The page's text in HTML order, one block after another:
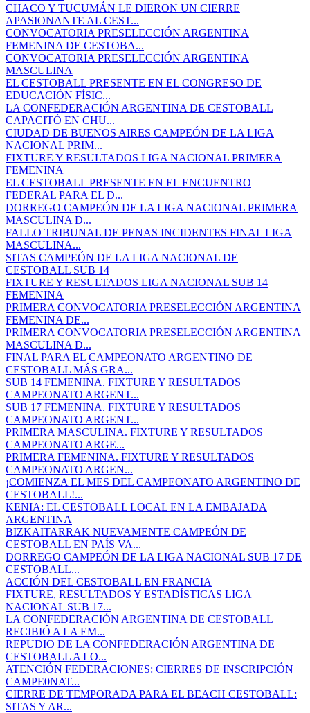
CHACO Y TUCUMÁN LE DIERON UN CIERRE
APASIONANTE AL CEST...
CONVOCATORIA PRESELECCIÓN ARGENTINA
FEMENINA DE CESTOBA...
CONVOCATORIA PRESELECCIÓN ARGENTINA
MASCULINA
EL CESTOBALL PRESENTE EN EL CONGRESO DE
EDUCACIÓN FÍSIC...
LA CONFEDERACIÓN ARGENTINA DE CESTOBALL
CAPACITÓ EN CHU...
CIUDAD DE BUENOS AIRES CAMPEÓN DE LA LIGA
NACIONAL PRIM...
FIXTURE Y RESULTADOS LIGA NACIONAL PRIMERA
FEMENINA
EL CESTOBALL PRESENTE EN EL ENCUENTRO
FEDERAL PARA EL D...
DORREGO CAMPEÓN DE LA LIGA NACIONAL PRIMERA
MASCULINA D...
FALLO TRIBUNAL DE PENAS INCIDENTES FINAL LIGA
MASCULINA...
SITAS CAMPEÓN DE LA LIGA NACIONAL DE
CESTOBALL SUB 14
FIXTURE Y RESULTADOS LIGA NACIONAL SUB 14
FEMENINA
PRIMERA CONVOCATORIA PRESELECCIÓN ARGENTINA
FEMENINA DE...
PRIMERA CONVOCATORIA PRESELECCIÓN ARGENTINA
MASCULINA D...
FINAL PARA EL CAMPEONATO ARGENTINO DE
CESTOBALL MÁS GRA...
SUB 14 FEMENINA. FIXTURE Y RESULTADOS
CAMPEONATO ARGENT...
SUB 17 FEMENINA. FIXTURE Y RESULTADOS
CAMPEONATO ARGENT...
PRIMERA MASCULINA. FIXTURE Y RESULTADOS
CAMPEONATO ARGE...
PRIMERA FEMENINA. FIXTURE Y RESULTADOS
CAMPEONATO ARGEN...
¡COMIENZA EL MES DEL CAMPEONATO ARGENTINO DE
CESTOBALL!...
KENIA: EL CESTOBALL LOCAL EN LA EMBAJADA
ARGENTINA
BIZKAITARRAK NUEVAMENTE CAMPEÓN DE
CESTOBALL EN PAÍS VA...
DORREGO CAMPEÓN DE LA LIGA NACIONAL SUB 17 DE
CESTOBALL...
ACCIÓN DEL CESTOBALL EN FRANCIA
FIXTURE, RESULTADOS Y ESTADÍSTICAS LIGA
NACIONAL SUB 17...
LA CONFEDERACIÓN ARGENTINA DE CESTOBALL
RECIBIÓ A LA EM...
REPUDIO DE LA CONFEDERACIÓN ARGENTINA DE
CESTOBALL A LO...
ATENCIÓN FEDERACIONES: CIERRES DE INSCRIPCIÓN
CAMPE0NAT...
CIERRE DE TEMPORADA PARA EL BEACH CESTOBALL:
SITAS Y AR...